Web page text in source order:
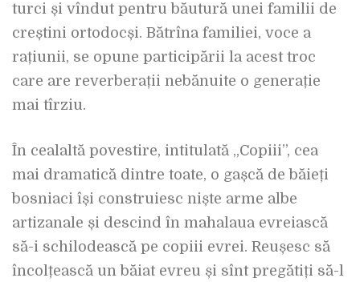
turci și vîndut pentru băutură unei familii de
creștini ortodocși. Bătrîna familiei, voce a
rațiunii, se opune participării la acest troc
care are reverberații nebănuite o generație
mai tîrziu.
În cealaltă povestire, intitulată „Copiii”, cea
mai dramatică dintre toate, o gașcă de băieți
bosniaci își construiesc niște arme albe
artizanale și descind în mahalaua evreiască
să-i schilodească pe copiii evrei. Reușesc să
încolțească un băiat evreu și sînt pregătiți să-l